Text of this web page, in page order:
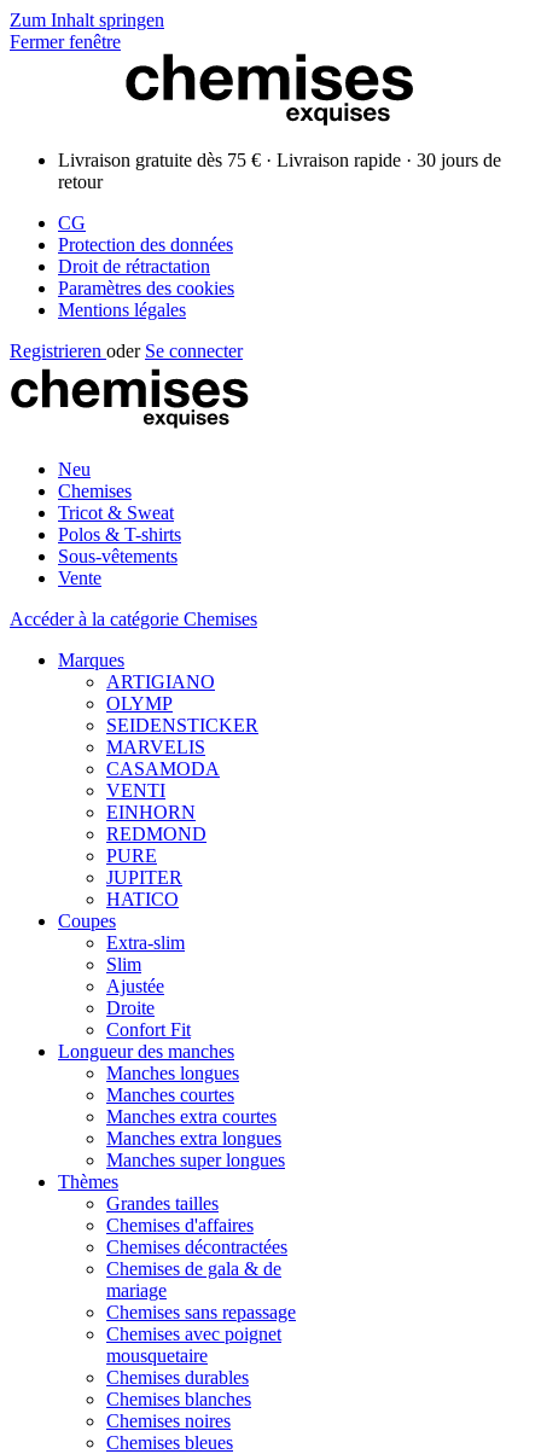
Zum Inhalt springen
Fermer fenêtre
Livraison gratuite dès 75 € · Livraison rapide · 30 jours de
retour
CG
Protection des données
Droit de rétractation
Paramètres des cookies
Mentions légales
Registrieren oder Se connecter
Neu
Chemises
Tricot & Sweat
Polos & T-shirts
Sous-vêtements
Vente
Accéder à la catégorie Chemises
Marques
ARTIGIANO
OLYMP
SEIDENSTICKER
MARVELIS
CASAMODA
VENTI
EINHORN
REDMOND
PURE
JUPITER
HATICO
Coupes
Extra-slim
Slim
Ajustée
Droite
Confort Fit
Longueur des manches
Manches longues
Manches courtes
Manches extra courtes
Manches extra longues
Manches super longues
Thèmes
Grandes tailles
Chemises d'affaires
Chemises décontractées
Chemises de gala & de
mariage
Chemises sans repassage
Chemises avec poignet
mousquetaire
Chemises durables
Chemises blanches
Chemises noires
Chemises bleues